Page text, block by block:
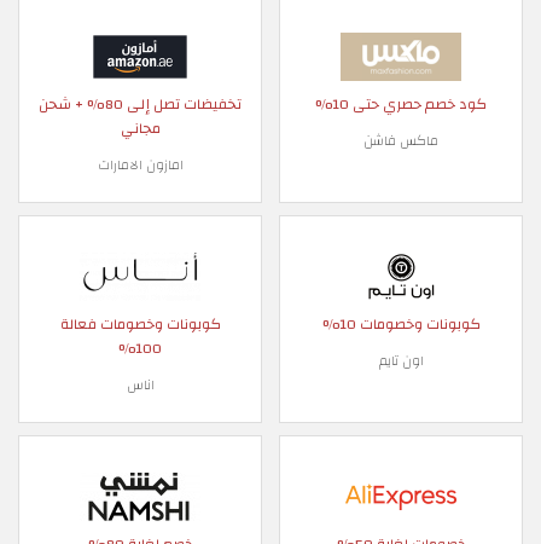
كود خصم حصري حتى 10%
ماكس فاشن
تخفيضات تصل إلى 80% + شحن
مجاني
امازون الامارات
كوبونات وخصومات 10%
اون تايم
كوبونات وخصومات فعالة
100%
اناس